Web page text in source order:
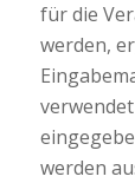
für die
werden,
werden